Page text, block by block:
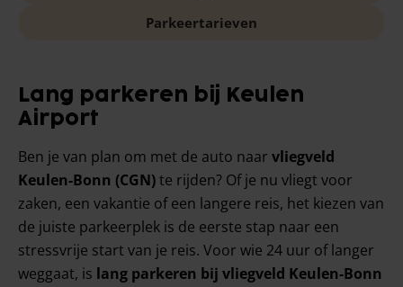
Parkeertarieven
Lang parkeren bij Keulen
Airport
Ben je van plan om met de auto naar vliegveld
Keulen-Bonn (CGN)te rijden? Of je nu vliegt voor
zaken, een vakantie of een langere reis, het kiezen van
de juiste parkeerplek is de eerste stap naar een
stressvrije start van je reis. Voor wie 24 uur of langer
weggaat, is lang parkeren bij vliegveld Keulen-Bonn